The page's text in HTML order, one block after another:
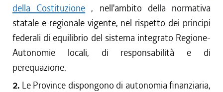
della Costituzione , nell'ambito della normativa
statale e regionale vigente, nel rispetto dei principi
federali di equilibrio del sistema integrato Regione-
Autonomie locali, di responsabilità e di
perequazione.
2. Le Province dispongono di autonomia finanziaria,